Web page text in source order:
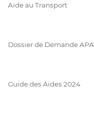
Aide au Transport
Dossier de Demande APA
Guide des Aides 2024